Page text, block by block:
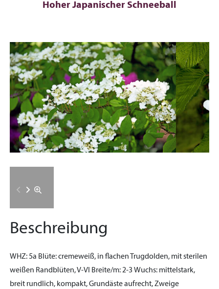
Hoher Japanischer Schneeball
Beschreibung
WHZ:5a Blüte:cremeweiß, in flachen Trugdolden, mit sterilen
weißen Randblüten, V-VI Breite/m:2-3 Wuchs: mittelstark,
breit rundlich, kompakt, Grundäste aufrecht, Zweige